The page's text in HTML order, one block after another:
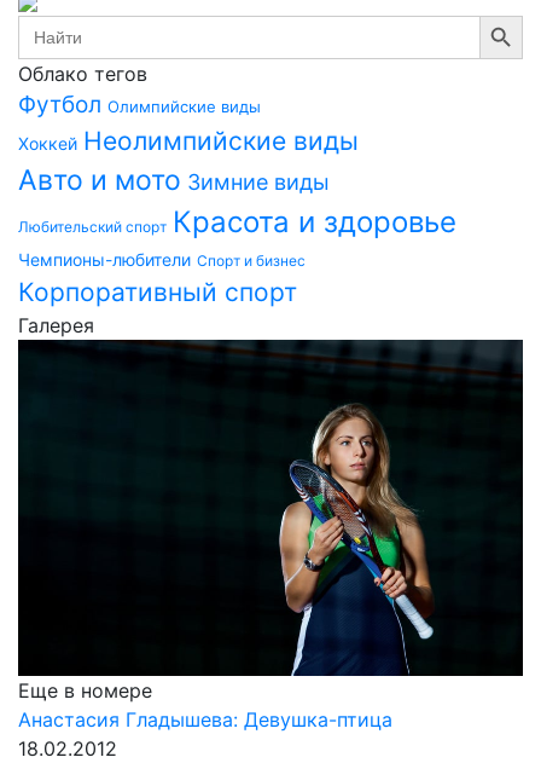
Search
for:
Search Button
Облако тегов
Футбол Олимпийские виды
Хоккей Неолимпийские виды
Авто и мото Зимние виды
Любительский спорт Красота и здоровье
Чемпионы-любители Спорт и бизнес
Корпоративный спорт
Галерея
Еще в номере
Анастасия Гладышева: Девушка-птица
18.02.2012